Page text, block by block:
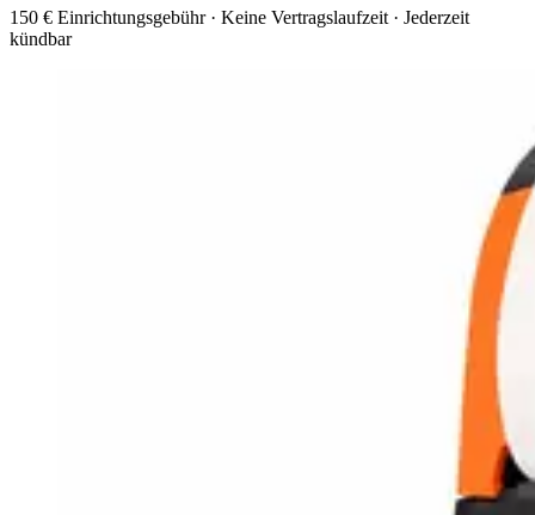
150 € Einrichtungsgebühr · Keine Vertragslaufzeit · Jederzeit
kündbar